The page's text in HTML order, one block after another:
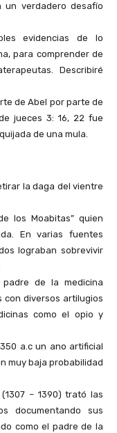
un verdadero desafío
evidencias de lo
para comprender de
Describiré
de Abel por parte de
jueces 3: 16, 22 fue
de una mula.
la daga del vientre
los Moabitas” quien
En varias fuentes
lograban sobrevivir
de la medicina
diversos artilugios
como el opio y
a.c un ano artificial
muy baja probabilidad
– 1390) trató las
documentando sus
como el padre de la